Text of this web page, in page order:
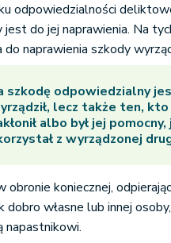
odpowiedzialności
jest do jej naprawienia. Na
do naprawienia szkody
szkodę odpowiedzialny
lecz także ten,
albo był jej
z wyrządzonej
obronie koniecznej,
dobro własne lub innej
napastnikowi.